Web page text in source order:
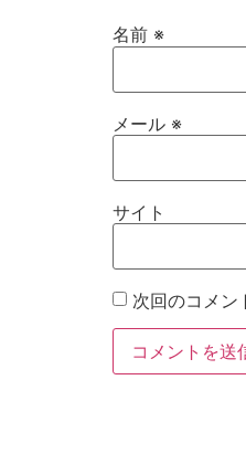
名前 ※
メール ※
サイト
次回のコメン